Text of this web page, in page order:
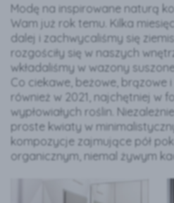
Modę na inspirowane naturą
Wam już rok temu. Kilka
dalej i zachwycaliśmy się
rozgościły się w naszych
wkładaliśmy w wazony
Co ciekawe, beżowe, brązowe
również w 2021, najchętniej w
wypłowiałych roślin.
proste kwiaty w
kompozycje zajmujące pół
organicznym, niemal żywym